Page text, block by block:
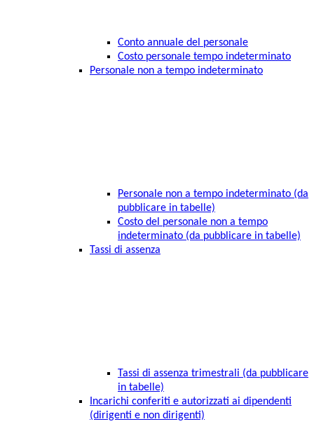
Conto annuale del personale
Costo personale tempo indeterminato
Personale non a tempo indeterminato
Personale non a tempo indeterminato (da
pubblicare in tabelle)
Costo del personale non a tempo
indeterminato (da pubblicare in tabelle)
Tassi di assenza
Tassi di assenza trimestrali (da pubblicare
in tabelle)
Incarichi conferiti e autorizzati ai dipendenti
(dirigenti e non dirigenti)